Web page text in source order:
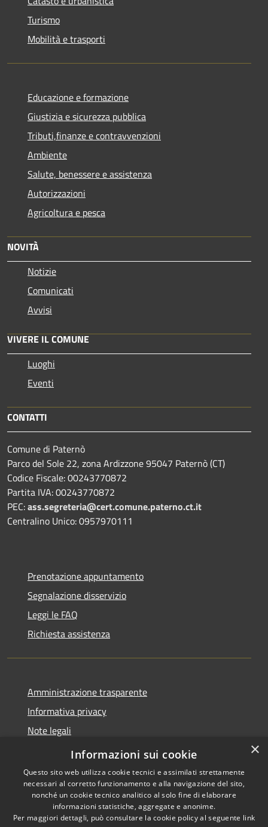
Turismo
Mobilità e trasporti
Educazione e formazione
Giustizia e sicurezza pubblica
Tributi,finanze e contravvenzioni
Ambiente
Salute, benessere e assistenza
Autorizzazioni
Agricoltura e pesca
NOVITÀ
Notizie
Comunicati
Avvisi
VIVERE IL COMUNE
Luoghi
Eventi
CONTATTI
Comune di Paternò
Parco del Sole 22, zona Ardizzone 95047 Paternò (CT)
Codice Fiscale: 00243770872
Partita IVA: 00243770872
PEC:ass.segreteria@cert.comune.paterno.ct.it
Centralino Unico: 0957970111
Prenotazione appuntamento
Segnalazione disservizio
Leggi le FAQ
Richiesta assistenza
Amministrazione trasparente
Informativa privacy
Note legali
Dichiarazione di accessibilità
Copyright © 2026 • Comune di
Paternò • Powered by
×
Informazioni sui cookie
Questo sito web utilizza cookie tecnici e assimilati strettamente
necessari al corretto funzionamento e alla navigazione del sito,
nonché un cookie tecnico analitico al solo fine di elaborare
informazioni statistiche, aggregate e anonime.
Per maggiori dettagli, può consultare la cookie policy al seguente link